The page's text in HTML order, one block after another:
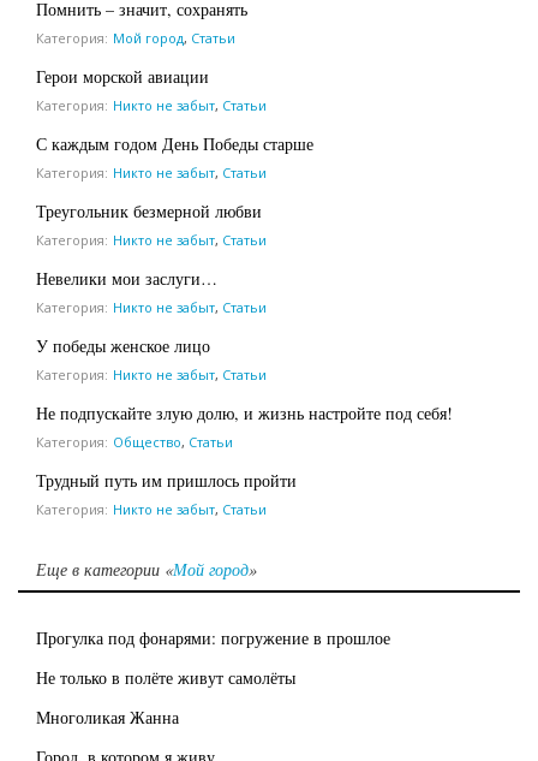
Помнить – значит, сохранять
Категория: Мой город, Статьи
Герои морской авиации
Категория: Никто не забыт, Статьи
С каждым годом День Победы старше
Категория: Никто не забыт, Статьи
Треугольник безмерной любви
Категория: Никто не забыт, Статьи
Невелики мои заслуги…
Категория: Никто не забыт, Статьи
У победы женское лицо
Категория: Никто не забыт, Статьи
Не подпускайте злую долю, и жизнь настройте под себя!
Категория: Общество, Статьи
Трудный путь им пришлось пройти
Категория: Никто не забыт, Статьи
Еще в категории «Мой город»
Прогулка под фонарями: погружение в прошлое
Не только в полёте живут самолёты
Многоликая Жанна